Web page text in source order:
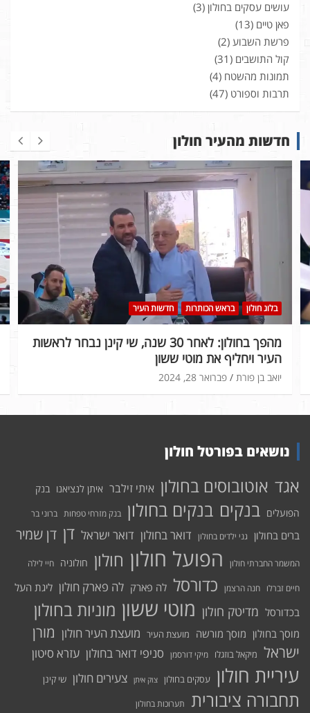
עושים עסקים בחולון (3)
פאן טיים (13)
פרשת השבוע (2)
קול התושבים (31)
תמונות מהשטח (4)
תרבות וספורט (47)
חדשות מהעיר חולון
בלוג חולון בראש הכותרות חדשות העיר
מהפך בחולון: לאחר 30 שנה, שי קינן נבחר לראשות
העיר ויחליף את מוטי ששון
פברואר 28, 2024 יואב בן פורת
נושאים בפורטל חולון
אגד אוטובוסים בחולון איתי זילבר איתן לנציאנו בנק
הפועלים בנקים בנקים בחולון בנק מזרחי טפחות ברוני בר
ברים בחולון גני ילדים בחולון דואר בחולון דואר ישראל דן דן שמיר
המשמר החברתי חולון הפועל חולון חולון חולוניה חיי לילה
חיים זברלו חנה הרצמן כדורסל לה פארק לה פארק חולון ליגת העל
בכדורסל מדיטק חולון מוטי ששון מוניות בחולון
מוסך בחולון מוסך מורשה מועצת העיר מועצת העיר חולון מורן
ישראל מיקאל בוזגלו מיקי דורסמן סניפי דואר בחולון עזרא סיטון
עיריית חולון עסקים בחולון צוק איתן צעירים חולון שי קינן
תחבורה ציבורית תערוכות בחולון